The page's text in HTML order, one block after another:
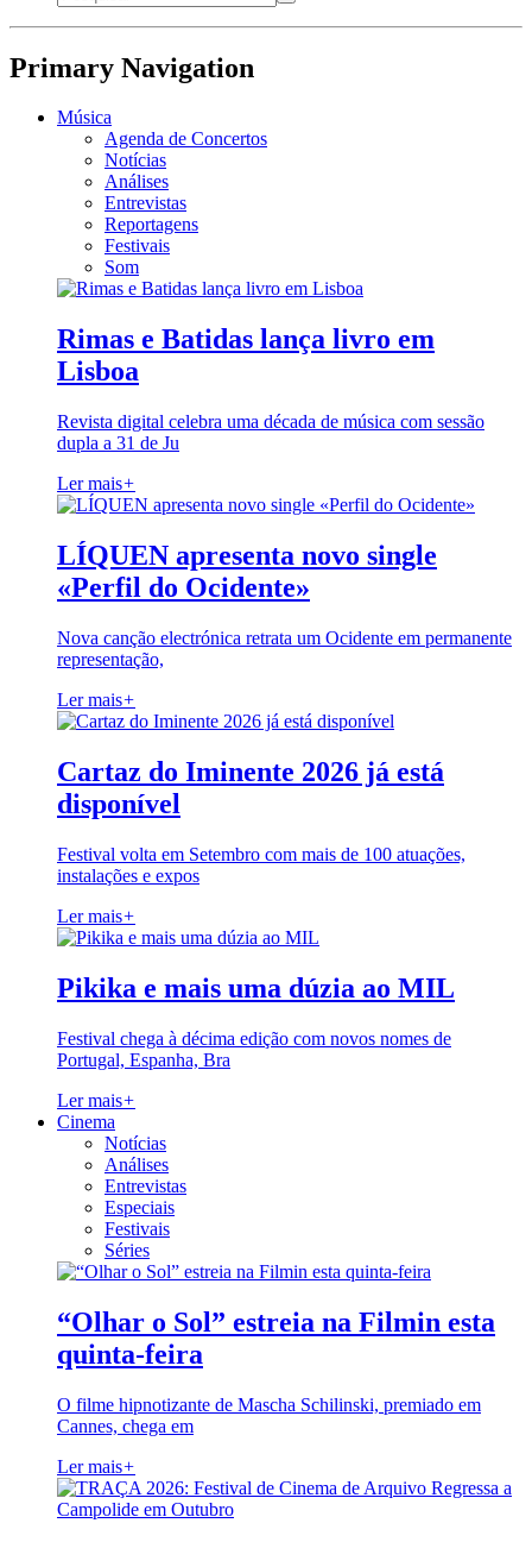
Primary Navigation
Música
Agenda de Concertos
Notícias
Análises
Entrevistas
Reportagens
Festivais
Som
Rimas e Batidas lança livro em
Lisboa
Revista digital celebra uma década de música com sessão
dupla a 31 de Ju
Ler mais+
LÍQUEN apresenta novo single
«Perfil do Ocidente»
Nova canção electrónica retrata um Ocidente em permanente
representação,
Ler mais+
Cartaz do Iminente 2026 já está
disponível
Festival volta em Setembro com mais de 100 atuações,
instalações e expos
Ler mais+
Pikika e mais uma dúzia ao MIL
Festival chega à décima edição com novos nomes de
Portugal, Espanha, Bra
Ler mais+
Cinema
Notícias
Análises
Entrevistas
Especiais
Festivais
Séries
“Olhar o Sol” estreia na Filmin esta
quinta-feira
O filme hipnotizante de Mascha Schilinski, premiado em
Cannes, chega em
Ler mais+